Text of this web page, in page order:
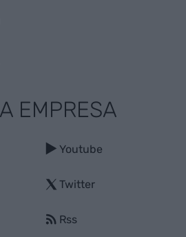
EMPRESA
Youtube
Twitter
Rss